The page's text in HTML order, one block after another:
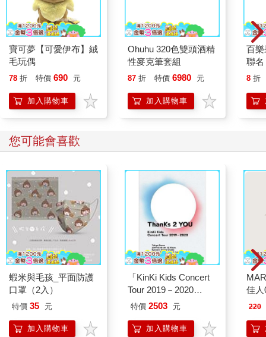
寶可夢【可愛伊布】絨
毛玩偶
78 折 特價 690 元
加入購物車
Ohuhu 320色雙頭酒精
性麥克筆套組
87 折 特價 6980 元
加入購物車
百
聯
8 折
您可能會喜歡
蝦米與毛孩_平面防護
口罩（2入）
特價 35 元
加入購物車
「KinKi Kids Concert
Tour 2019－2020
ThanKs 2 YOU」DVD
特價 2503 元
加入購物車
佳人
220